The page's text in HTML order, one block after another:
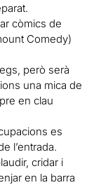
còmics de
Comedy)
però serà
una mica de
en clau
es
l’entrada.
cridar i
en la barra